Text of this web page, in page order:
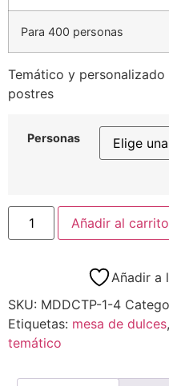
Para 400 personas
Temático y
postres
Personas
Añadir al carrito
Añadir a
SKU: MDDCTP-1-4
Etiquetas: mesa de dulces,
temático